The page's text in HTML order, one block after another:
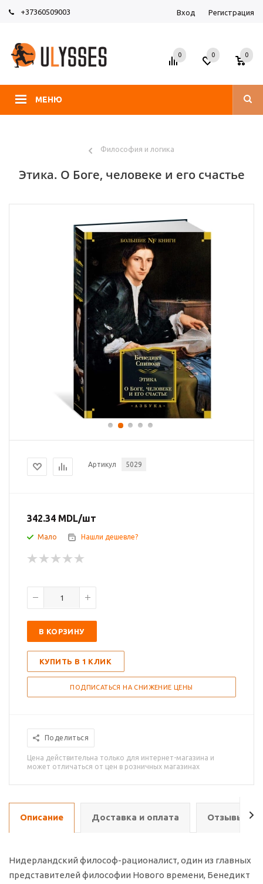
+37360509003 Вход Регистрация
МЕНЮ
0 0 0
Философия и логика
Этика. О Боге, человеке и его счастье
Артикул 5029
342.34 MDL/шт
Мало Нашли дешевле?
В КОРЗИНУ
КУПИТЬ В 1 КЛИК
ПОДПИСАТЬСЯ НА СНИЖЕНИЕ ЦЕНЫ
Поделиться
Цена действительна только для интернет-магазина и
может отличаться от цен в розничных магазинах
Описание Доставка и оплата Отзывы о
Нидерландский философ-рационалист, один из главных
представителей философии Нового времени, Бенедикт